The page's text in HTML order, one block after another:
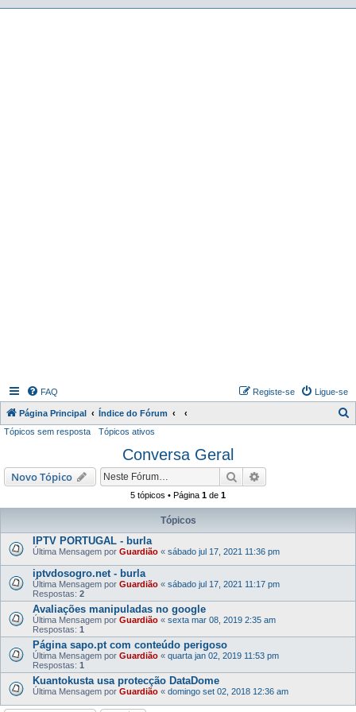
FAQ Ligue-se
Registe-se
Página Principal Índice do Fórum
i
r
Tópicos sem resposta Tópicos ativos
Conversa Geral
Novo Tópico Pesquisar
5 tópicos • Página 1 de 1
Tópicos
IPTV PORTUGAL - burla
Última Mensagem por Guardião « sábado jul 17, 2021 11:36 pm
iptvdosogro.net - burla
Última Mensagem por Guardião « sábado jul 17, 2021 11:17 pm
Respostas: 2
Avaliações manipuladas no google
Última Mensagem por Guardião « sexta mar 08, 2019 2:35 am
Respostas: 1
Página sapo.pt com conteúdo perigoso
Última Mensagem por Guardião « quarta jan 02, 2019 11:53 pm
Respostas: 1
Kuantokusta usa protecção DataDome
Última Mensagem por Guardião « domingo set 02, 2018 12:36 am